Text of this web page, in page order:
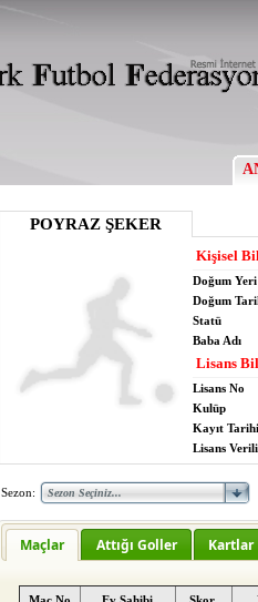
POYRAZ ŞEKER
Kişisel
Doğum Yeri
Doğum
Statü
Baba Adı
Lisans
Lisans No
Kulüp
Kayıt Tarihi
Lisans
Sezon:
Maçlar Attığı Goller Kartlar